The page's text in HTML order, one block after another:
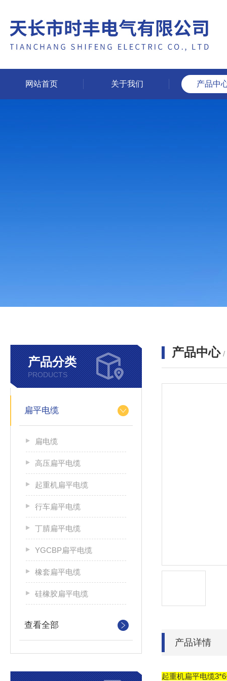
网站首页 关于我们 产品中
产品分类
PRODUCTS
扁平电缆
扁电缆
高压扁平电缆
起重机扁平电缆
行车扁平电缆
丁腈扁平电缆
YGCBP扁平电缆
橡套扁平电缆
硅橡胶扁平电缆
查看全部
产品中心 /
产品详情
起重机扁平电缆